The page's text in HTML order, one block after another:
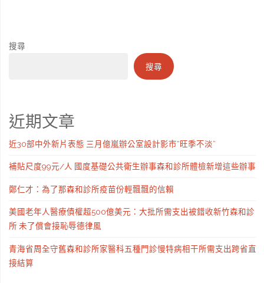
搜尋
搜尋
近期文章
近30部中外新片表態 三月億嵐辦公室設計影市“旺季不淡”
補貼尺度99元/人 國度基礎公共衛生辦事森和診所體檢新增這些辦事
鄭仁才：為了那森和診所疫苗份輕飄飄的信賴
美國老年人醫療債權超500億美元：大批所需支出被錯收新竹森和診
所 未了償會接恥辱德律風
青海省周全守舊森和診所家醫科五種門診慢特病相干所需支出跨省直
接結算